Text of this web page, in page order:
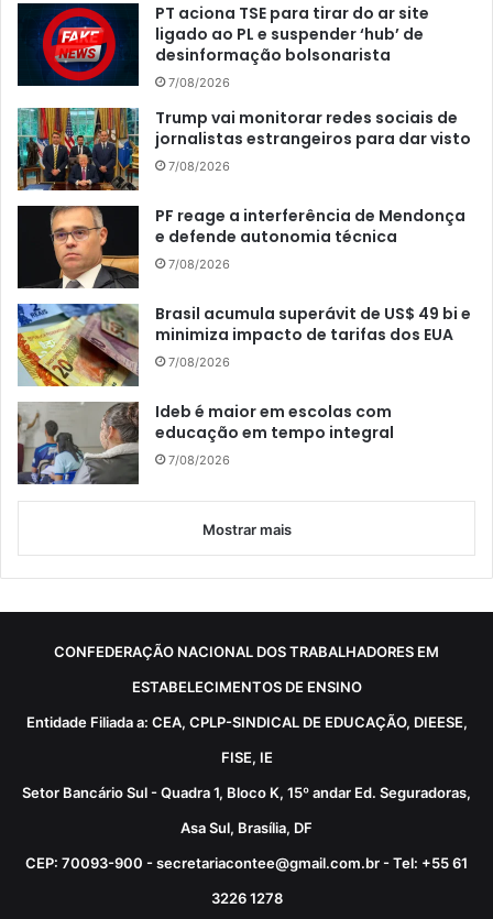
PT aciona TSE para tirar do ar site
ligado ao PL e suspender ‘hub’ de
desinformação bolsonarista
7/08/2026
Trump vai monitorar redes sociais de
jornalistas estrangeiros para dar visto
7/08/2026
PF reage a interferência de Mendonça
e defende autonomia técnica
7/08/2026
Brasil acumula superávit de US$ 49 bi e
minimiza impacto de tarifas dos EUA
7/08/2026
Ideb é maior em escolas com
educação em tempo integral
7/08/2026
Mostrar mais
CONFEDERAÇÃO NACIONAL DOS TRABALHADORES EM
ESTABELECIMENTOS DE ENSINO
Entidade Filiada a: CEA, CPLP-SINDICAL DE EDUCAÇÃO, DIEESE,
FISE, IE
Setor Bancário Sul - Quadra 1, Bloco K, 15º andar Ed. Seguradoras,
Asa Sul, Brasília, DF
CEP: 70093-900 - secretariacontee@gmail.com.br - Tel: +55 61
3226 1278